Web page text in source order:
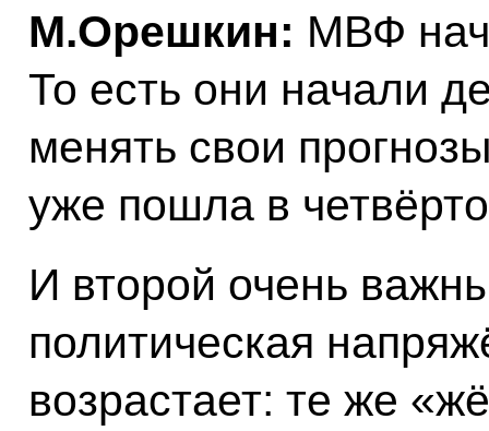
М.Орешкин: МВФ
То есть они начали
менять свои
уже пошла в
И второй очень
политическая
возрастает: те же